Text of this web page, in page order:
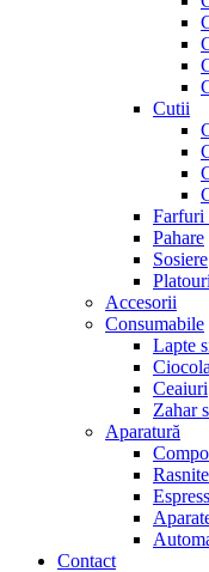
Cutii
Farfuri
Pahare
Sosiere
Platouri
Accesorii
Consumabile
Lapte
Ceaiuri
Zahar
Aparatură
Contact